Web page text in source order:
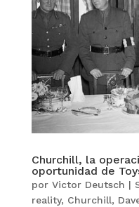
Churchill, la
oportunidad de
por Victor Deutsch |
reality, Churchill,